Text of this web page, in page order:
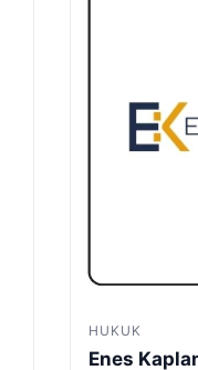
HUKUK
Enes